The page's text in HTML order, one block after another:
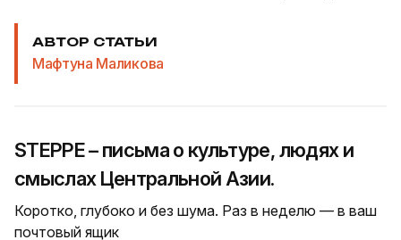
АВТОР СТАТЬИ
Мафтуна Маликова
STEPPE – письма о культуре, людях и
смыслах Центральной Азии.
Коротко, глубоко и без шума. Раз в неделю — в ваш
почтовый ящик